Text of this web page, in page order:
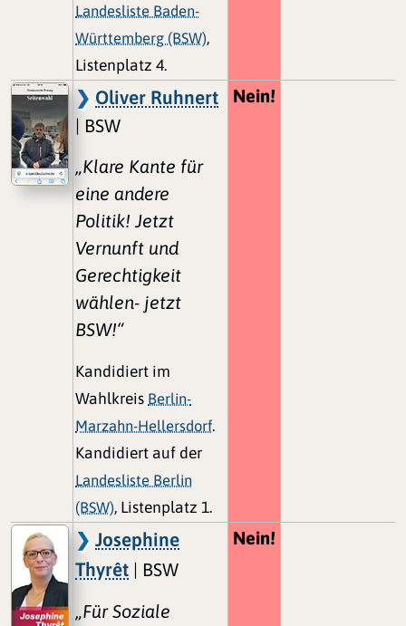
Landesliste Baden-
Württemberg (BSW),
Listenplatz 4.
Oliver Ruhnert
| BSW
„Klare Kante für
eine andere
Politik! Jetzt
Vernunft und
Gerechtigkeit
wählen- jetzt
BSW!“
Kandidiert im
Wahlkreis Berlin-
Marzahn-Hellersdorf.
Kandidiert auf der
Landesliste Berlin
(BSW), Listenplatz 1.
Nein!
Josephine
Thyrêt | BSW
„Für Soziale
Nein!